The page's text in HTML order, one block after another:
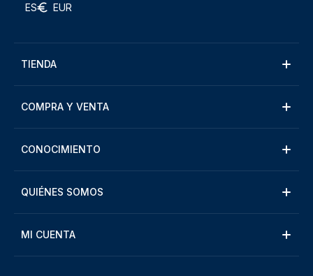
ES EUR
TIENDA
COMPRA Y VENTA
CONOCIMIENTO
QUIÉNES SOMOS
MI CUENTA